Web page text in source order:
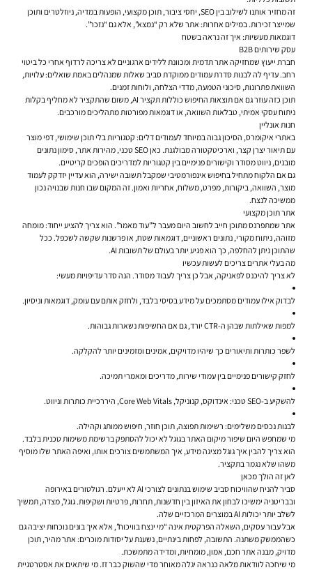
זה מחזיר אותנו לשילוב בין SEO, יחסי ציבור, תוכן מקצועי, הופעות במדיה, ניוזלטרים ותוכן
שמייצר זכירות. במילים אחרות: אתר שלא רק “נמצא”, אלא גם “נזכר”.
דוגמאות מעשיות: איך זה נראה בשטח
עסק שירותים B2B
חברת ייעוץ שמחזיקה אתר תדמית ומכוונת ללידים ארגוניים לא צריכה לרדוף אחרי כל ביטוי
רחב. עדיף לה לבנות סדרת עמודים ממוקדת סביב שאלות שמנהלים באמת שואלים: עלויות,
השוואת פתרונות, סיכוני הטמעה, מדדי הצלחה, ולוחות זמנים.
תוכן כזה עוזר גם אם תוצאות החיפוש כוללות תקציר AI, משום שהתקציר לא מחליף בקלות
ניתוח עסקי אמיתי, טבלאות השוואה, או דוגמאות מפורטות מתהליכים מורכבים.
חנות אונליין
באתרי איקומרס, הסיכון גבוה במיוחד לעמודים דלים: קטגוריות בלי תוכן שימושי, דפי מוצר
עם תיאור יצרן קצר, וארכיטקטורה מבולגנת. כאן SEO טכני, מהירות אתר, סימון נתונים
מובנים, ניווט מסודר וקישורים פנימיים בין קטגוריות למדריכים הופכים קריטיים.
גם אם הלקוח מתחיל בחיפוש אינפורמטיבי שמקבל תשובה ישירה, הוא עדיין יזדקק לעמוד
מוצר, השוואה, ביקורות, מפרט, משלוח, אחריות ואמון. זה המקום שבו חנות שבנויה נכון
ממשיכה לנצח.
אתר תוכן מקצועי
אתר שמתפרנס מתוכן חייב לחשוב היום מעבר ל”עוד מאמר”. הוא צריך להציע ייחוד: מומחה
מזוהה, ניתוח מקורי, נתונים ראשוניים, דוגמאות שטח, או פרשנות שקשה לשכפל. ככל
שהתוכן ניתן להחלפה, כך הוא פגיע יותר בעולם של תשובות AI.
מה בעלי אתרים צריכים לעשות עכשיו
לא צריך להיכנס לפאניקה, אבל כן צריך לעבוד מסודר. הנה סדר עדיפויות מעשי:
לבדוק אילו עמודים מסתמכים על מידע בסיסי בלבד, ולחזק אותם עם עומק, דוגמאות וניסיון.
למפות שאילתות שבהן ה-CTR יורד, גם אם החשיפות נשארות גבוהות.
לשפר כותרות ותיאורים כך שיהיו מדויקים, אמינים ומזמינים יותר להקלקה.
לחזק קישורים פנימיים בין עמודי שירות, מדריכים ומאמרי תמיכה.
להשקיע ב-SEO טכני: אינדוקס, קנוניקל, Core Web Vitals, היררכיית כותרות וניווט.
לבנות נכסים משלימים: רשימות תפוצה, תוכן חוזר, חיפוש ממותג וקהילה.
מי שמחפש היום שיפור מיקום האתר בגוגל לא יכול להסתפק ברשימת משימות טכנית בלבד.
הוא צריך להבין איך גוגל מציגה מידע, איך המשתמשים צורכים אותו, ואיפה האתר שלו מוסיף
משהו שלא נגמר בתקציר.
לאן זה הולך מכאן
סביר להניח שהוויכוח סביב שימוש בנתונים לצורכי AI לא ייעלם. רגולטורים באירופה
ובבריטניה ימשיכו לבחון את האיזון בין חדשנות, תחרות, פרטיות ושקיפות. גוגל, מצדה, תמשיך
לשלב יותר יכולות AI במוצרים המרכזיים שלה.
אבל עבור עסקים, השאלה הפרקטית אינה “מי ינצח בוויכוח”, אלא איך בונים נוכחות יציבה גם
כשהממשק משתנה. התשובה, לפחות בינתיים, נשענת על יסודות מוכרים: אתר מהיר, תוכן
מדויק, מבנה אתר חכם, אמון, מומחיות, ומדידה מתמשכת.
מי שיחכה לוודאות מלאה כנראה יגלה מאוחר מדי שהשוק כבר זז. מי שיתאים את אסטרטגיית